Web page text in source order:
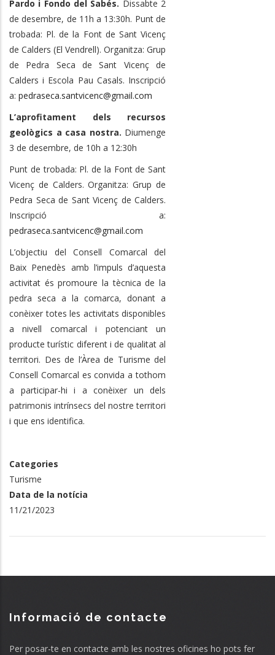
Pardo i Fondo del Sabés. Dissabte 2
de desembre, de 11h a 13:30h. Punt de
trobada: Pl. de la Font de Sant Vicenç
de Calders (El Vendrell). Organitza: Grup
de Pedra Seca de Sant Vicenç de
Calders i Escola Pau Casals. Inscripció
a: pedraseca.santvicenc@gmail.com
L’aprofitament dels recursos
geològics a casa nostra. Diumenge
3 de desembre, de 10h a 12:30h
Punt de trobada: Pl. de la Font de Sant
Vicenç de Calders. Organitza: Grup de
Pedra Seca de Sant Vicenç de Calders.
Inscripció a:
pedraseca.santvicenc@gmail.com
L’objectiu del Consell Comarcal del
Baix Penedès amb l’impuls d’aquesta
activitat és promoure la tècnica de la
pedra seca a la comarca, donant a
conèixer totes les activitats disponibles
a nivell comarcal i potenciant un
producte turístic diferent i de qualitat al
territori. Des de l’Àrea de Turisme del
Consell Comarcal es convida a tothom
a participar-hi i a conèixer un dels
patrimonis intrínsecs del nostre territori
i que ens identifica.
Categories
Turisme
Data de la notícia
11/21/2023
Informació de contacte
Per posar-te en contacte amb les nostres oficines ho pots fer